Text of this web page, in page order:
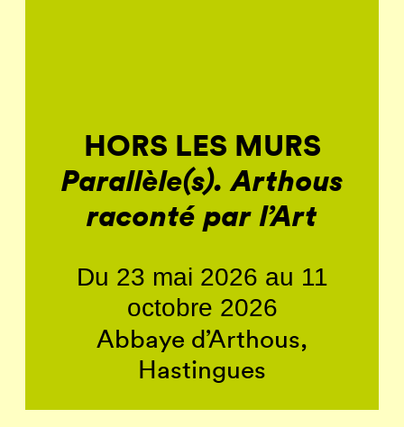
HORS LES MURS
Parallèle(s). Arthous
raconté par l’Art
Du 23 mai 2026 au 11
octobre 2026
Abbaye d’Arthous,
Hastingues